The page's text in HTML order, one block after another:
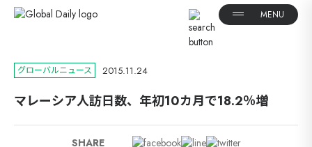
グローバルニュース 2015.11.24
マレーシア人訪日数、年初10カ月で18.2％増
SHARE